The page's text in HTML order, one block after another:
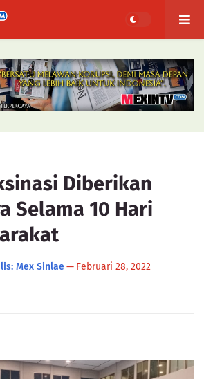
Diberikan
Selama 10 Hari
Mex Sinlae— Februari 28, 2022